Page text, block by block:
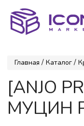
Главная / Каталог /
[ANJO
МУЦИН